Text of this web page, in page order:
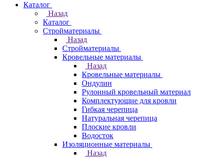
Каталог
Назад
Каталог
Стройматериалы
Назад
Стройматериалы
Кровельные материалы
Назад
Кровельные материалы
Ондулин
Рулонный кровельный материал
Комплектующие для кровли
Гибкая черепица
Натуральная черепица
Плоские кровли
Водосток
Изоляционные материалы
Назад